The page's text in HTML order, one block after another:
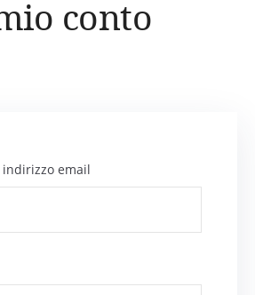
conto
email